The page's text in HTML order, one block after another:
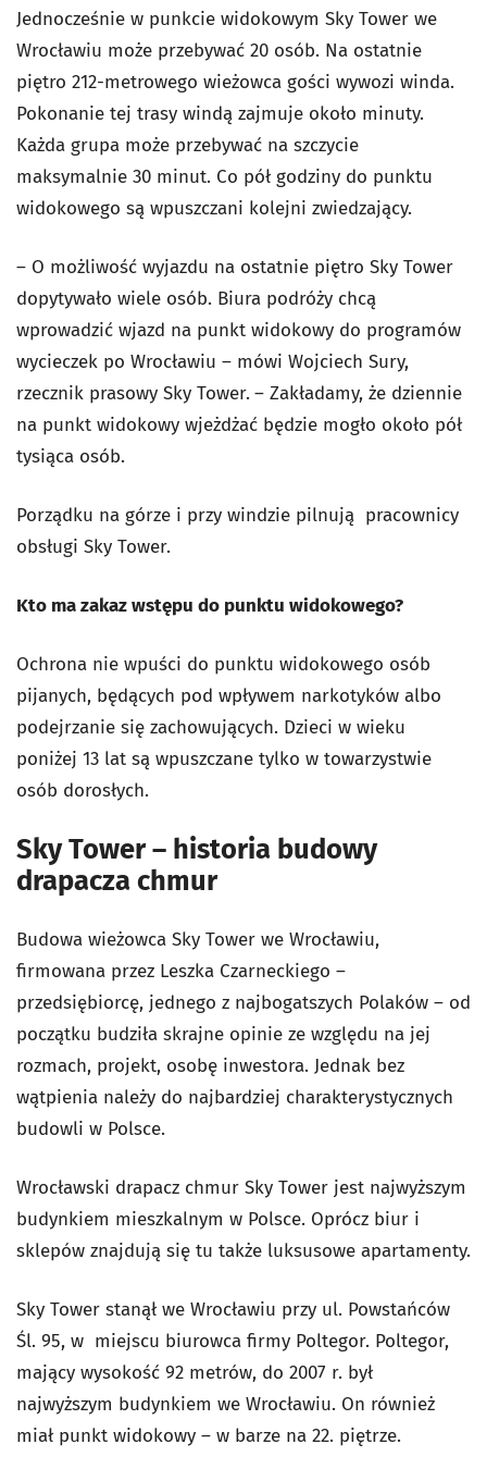
Jednocześnie w punkcie widokowym Sky Tower we
Wrocławiu może przebywać 20 osób. Na ostatnie
piętro 212-metrowego wieżowca gości wywozi winda.
Pokonanie tej trasy windą zajmuje około minuty.
Każda grupa może przebywać na szczycie
maksymalnie 30 minut. Co pół godziny do punktu
widokowego są wpuszczani kolejni zwiedzający.
– O możliwość wyjazdu na ostatnie piętro Sky Tower
dopytywało wiele osób. Biura podróży chcą
wprowadzić wjazd na punkt widokowy do programów
wycieczek po Wrocławiu – mówi Wojciech Sury,
rzecznik prasowy Sky Tower. – Zakładamy, że dziennie
na punkt widokowy wjeżdżać będzie mogło około pół
tysiąca osób.
Porządku na górze i przy windzie pilnują pracownicy
obsługi Sky Tower.
Kto ma zakaz wstępu do punktu widokowego?
Ochrona nie wpuści do punktu widokowego osób
pijanych, będących pod wpływem narkotyków albo
podejrzanie się zachowujących. Dzieci w wieku
poniżej 13 lat są wpuszczane tylko w towarzystwie
osób dorosłych.
Sky Tower – historia budowy
drapacza chmur
Budowa wieżowca Sky Tower we Wrocławiu,
firmowana przez Leszka Czarneckiego –
przedsiębiorcę, jednego z najbogatszych Polaków – od
początku budziła skrajne opinie ze względu na jej
rozmach, projekt, osobę inwestora. Jednak bez
wątpienia należy do najbardziej charakterystycznych
budowli w Polsce.
Wrocławski drapacz chmur Sky Tower jest najwyższym
budynkiem mieszkalnym w Polsce. Oprócz biur i
sklepów znajdują się tu także luksusowe apartamenty.
Sky Tower stanął we Wrocławiu przy ul. Powstańców
Śl. 95, w miejscu biurowca firmy Poltegor. Poltegor,
mający wysokość 92 metrów, do 2007 r. był
najwyższym budynkiem we Wrocławiu. On również
miał punkt widokowy – w barze na 22. piętrze.